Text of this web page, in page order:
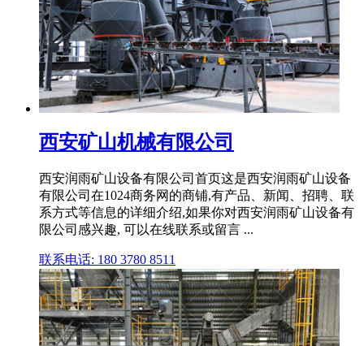
西安矿山机械有限公司
西安润雨矿山设备有限公司首页这是西安润雨矿山设备
有限公司在1024商务网的商铺,有产品、新闻、招聘、联
系方式等信息的详细介绍,如果你对西安润雨矿山设备有
限公司感兴趣, 可以在线联系或留言 ...
联系电话: 180 3780 8511